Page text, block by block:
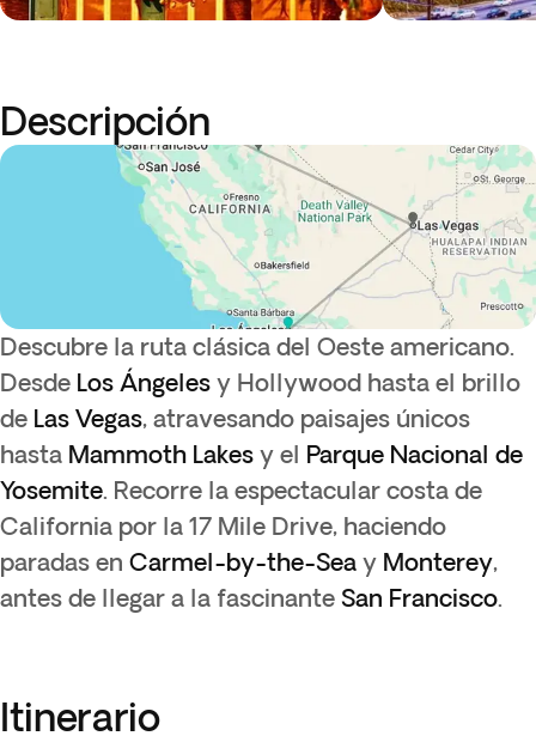
Descripción
Descubre la ruta clásica del Oeste americano.
Desde Los Ángeles y Hollywood hasta el brillo
de Las Vegas, atravesando paisajes únicos
hasta Mammoth Lakes y el Parque Nacional de
Yosemite. Recorre la espectacular costa de
California por la 17 Mile Drive, haciendo
paradas en Carmel-by-the-Sea y Monterey,
antes de llegar a la fascinante San Francisco.
Itinerario